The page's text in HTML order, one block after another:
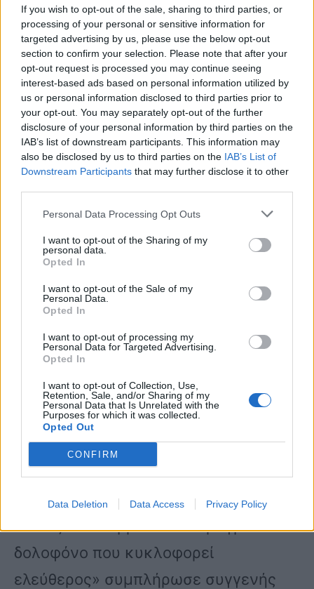
If you wish to opt-out of the sale, sharing to third parties, or
processing of your personal or sensitive information for
targeted advertising by us, please use the below opt-out
section to confirm your selection. Please note that after your
opt-out request is processed you may continue seeing
interest-based ads based on personal information utilized by
us or personal information disclosed to third parties prior to
your opt-out. You may separately opt-out of the further
disclosure of your personal information by third parties on the
IAB’s list of downstream participants. This information may
also be disclosed by us to third parties on the IAB’s List of
Downstream Participants that may further disclose it to other
Personal Data Processing Opt Outs
I want to opt-out of the Sharing of my
personal data.
Opted In
I want to opt-out of the Sale of my
Personal Data.
Opted In
I want to opt-out of processing my
Personal Data for Targeted Advertising.
Opted In
I want to opt-out of Collection, Use,
Retention, Sale, and/or Sharing of my
Personal Data that Is Unrelated with the
Purposes for which it was collected.
Opted Out
CONFIRM
Data Deletion Data Access Privacy Policy
«Σήμερα έχει βρει εργασία και
απασχολείται. Πηγαίνει και σε
σχολείο. Όλα αυτά τα έκανε για μια
γυναίκα. Μια γυναίκα που την
αγάπησε πολύ και τον έκανε ότι
ήθελε. Τον εξουθένωσε και
οικονομικά, καταλαβαίνεις τι σου
λέω; Μέχρι που στο τέλος τον
παράτησε και τρελάθηκε. Το μυαλό
του πήγαινε στην πρώην όταν έβλεπε
άλλες γυναίκες. Ρε παιδί μου, απλά
έβλεπε καμιά κοπέλα και της μίλαγε.
Δεν σκότωσε όμως αυτός την
Αγραφιώτου.
Αυτό που τον ενδιαφέρει τώρα είναι
να αλλάξει τη ζωή του και πρέπει όλοι
να το σεβαστούμε. Οι Αρχές να
κοιτάξουν να βρουν τον πραγματικό
δολοφόνο που κυκλοφορεί
ελεύθερος» συμπλήρωσε συγγενής